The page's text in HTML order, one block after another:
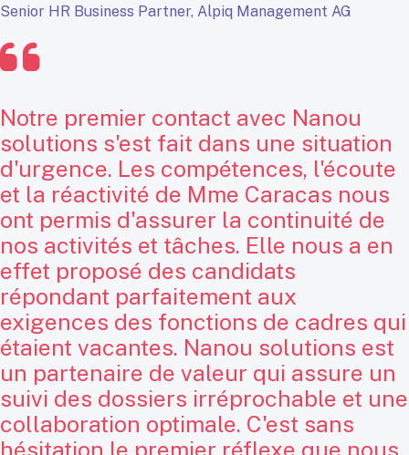
Senior HR Business Partner, Alpiq Management AG
Notre premier contact avec Nanou
solutions s'est fait dans une situation
d'urgence. Les compétences, l'écoute
et la réactivité de Mme Caracas nous
ont permis d'assurer la continuité de
nos activités et tâches. Elle nous a en
effet proposé des candidats
répondant parfaitement aux
exigences des fonctions de cadres qui
étaient vacantes. Nanou solutions est
un partenaire de valeur qui assure un
suivi des dossiers irréprochable et une
collaboration optimale. C'est sans